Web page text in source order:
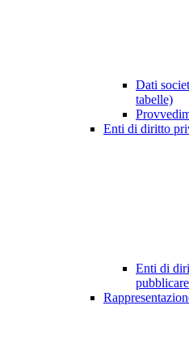
Dati
tabelle)
Enti di diritto
Enti di